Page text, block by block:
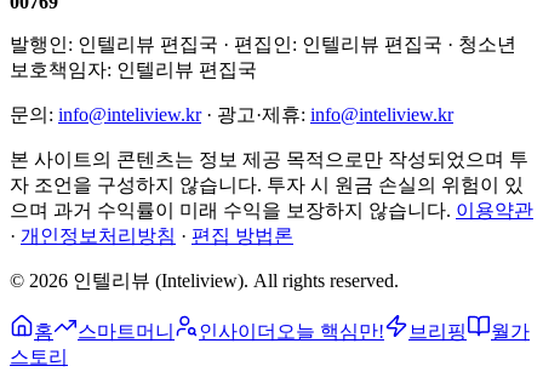
발행인: 인텔리뷰 편집국 · 편집인: 인텔리뷰 편집국 · 청소년
보호책임자: 인텔리뷰 편집국
문의: info@inteliview.kr· 광고·제휴: info@inteliview.kr
본 사이트의 콘텐츠는 정보 제공 목적으로만 작성되었으며 투
자 조언을 구성하지 않습니다. 투자 시 원금 손실의 위험이 있
으며 과거 수익률이 미래 수익을 보장하지 않습니다. 이용약관
· 개인정보처리방침 · 편집 방법론
© 2026 인텔리뷰 (Inteliview). All rights reserved.
홈 스마트머니 인사이더 오늘 핵심만! 브리핑
월가
스토리